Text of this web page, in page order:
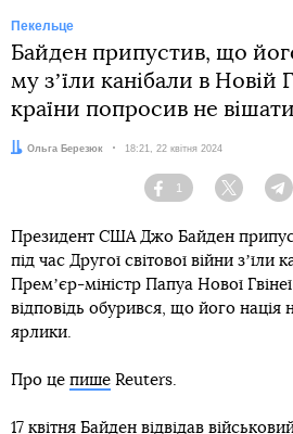
Пекельце
Байден припустив, що
му зʼїли канібали в Новій
країни попросив не
Автор:
Ольга Березюк Дата:
18:21, 22 квітня 2024
Facebook
1
Twitter
Президент США Джо Байден
під час Другої світової війни зʼїли
Премʼєр-міністр Папуа Нової
відповідь обурився, що його нація
ярлики.
Про це пише Reuters.
17 квітня Байден відвідав